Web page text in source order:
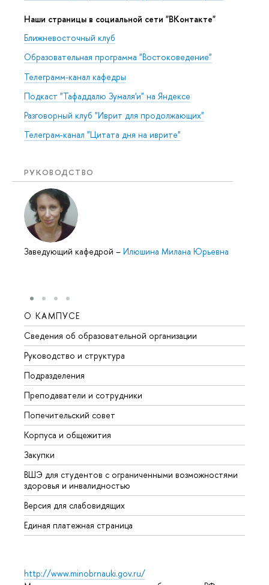
Наши страницы в социальной сети "ВКонтакте"
Ближневосточный клуб
Образовательная программа "Востоковедение"
Телеграмм-канал кафедры
Подкаст "Тафаддалю Зумаля'и" на Яндексе
Разговорный клуб "Иврит для продолжающих"
Телеграм-канал "Цитата дня на иврите"
РУКОВОДСТВО
Заведующий кафедрой – Илюшина Милана Юрьевна
О КАМПУСЕ
Сведения об образовательной организации
Руководство и структура
Подразделения
Преподаватели и сотрудники
Попечительский совет
Корпуса и общежития
Закупки
ВШЭ для студентов с ограниченными возможностями
здоровья и инвалидностью
Версия для слабовидящих
Единая платежная страница
http://www.minobrnauki.gov.ru/